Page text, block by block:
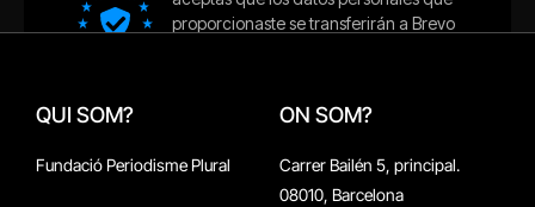
QUI SOM?
Fundació Periodisme Plural
ON SOM?
Carrer Bailén 5, principal.
08010, Barcelona